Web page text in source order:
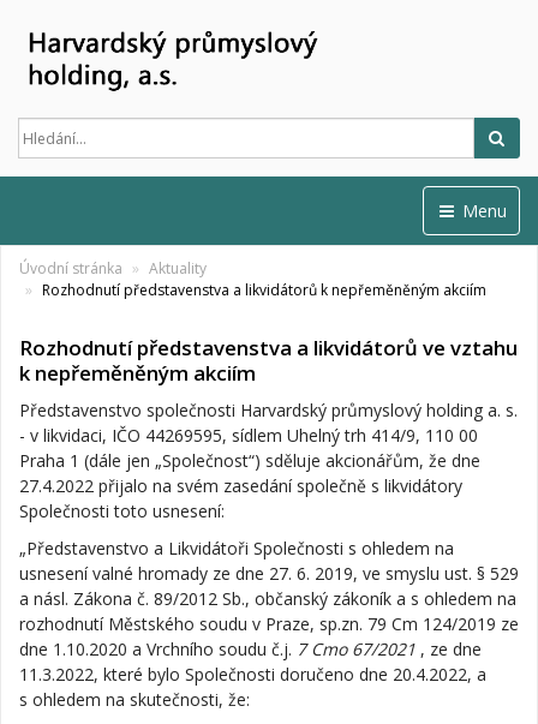
Menu
Úvodní stránka
Aktuality
Rozhodnutí představenstva a likvidátorů k nepřeměněným akciím
Rozhodnutí představenstva a likvidátorů ve vztahu
k nepřeměněným akciím
Představenstvo společnosti Harvardský průmyslový holding a. s.
- v likvidaci, IČO 44269595, sídlem Uhelný trh 414/9, 110 00
Praha 1 (dále jen „Společnost“) sděluje akcionářům, že dne
27.4.2022 přijalo na svém zasedání společně s likvidátory
Společnosti toto usnesení:
„Představenstvo a Likvidátoři Společnosti s ohledem na
usnesení valné hromady ze dne 27. 6. 2019, ve smyslu ust. § 529
a násl. Zákona č. 89/2012 Sb., občanský zákoník a s ohledem na
rozhodnutí Městského soudu v Praze, sp.zn. 79 Cm 124/2019 ze
dne 1.10.2020 a Vrchního soudu č.j. 7 Cmo 67/2021 , ze dne
11.3.2022, které bylo Společnosti doručeno dne 20.4.2022, a
s ohledem na skutečnosti, že: